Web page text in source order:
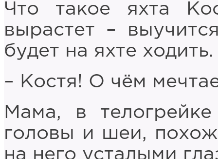
Что такое яхта
вырастет –
будет на яхте ходить.
– Костя! О чём
Мама, в
головы и шеи,
на него усталыми